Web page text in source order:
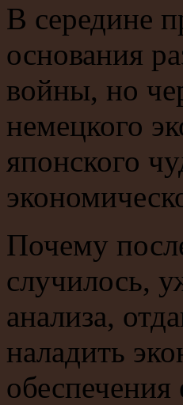
В середине
основания
войны, но
немецкого
японского
Почему
случилось,
анализа,
наладить
обеспечения